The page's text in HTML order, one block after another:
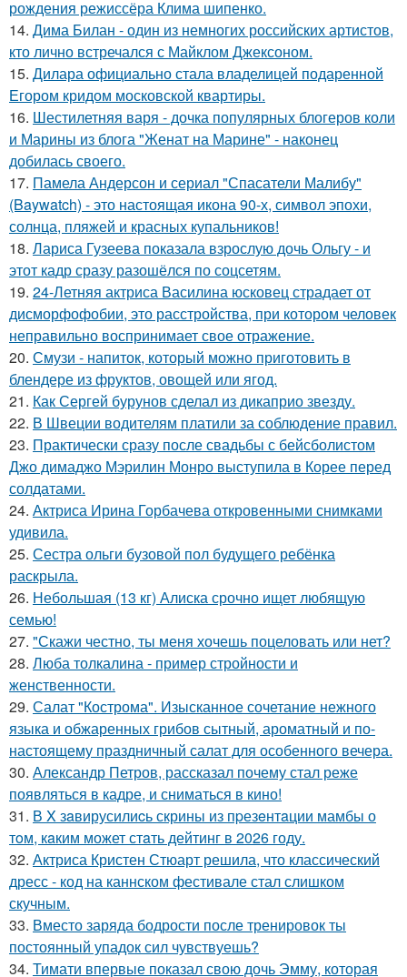
рождения режиссёра Клима шипенко.
14. Дима Билан - один из немногих российских артистов,
кто лично встречался с Майклом Джексоном.
15. Дилара официально стала владелицей подаренной
Егором кридом московской квартиры.
16. Шестилетняя варя - дочка популярных блогеров коли
и Марины из блога "Женат на Марине" - наконец
добилась своего.
17. Памела Андерсон и сериал "Спасатели Малибу"
(Baywatch) - это настоящая икона 90-х, символ эпохи,
солнца, пляжей и красных купальников!
18. Лариса Гузеева показала взрослую дочь Ольгу - и
этот кадр сразу разошёлся по соцсетям.
19. 24-Летняя актриса Василина юсковец страдает от
дисморфофобии, это расстройства, при котором человек
неправильно воспринимает свое отражение.
20. Смузи - напиток, который можно приготовить в
блендере из фруктов, овощей или ягод.
21. Как Сергей бурунов сделал из дикаприо звезду.
22. В Швеции водителям платили за соблюдение правил.
23. Практически сразу после свадьбы с бейсболистом
Джо димаджо Мэрилин Монро выступила в Корее перед
солдатами.
24. Актриса Ирина Горбачева откровенными снимками
удивила.
25. Сестра ольги бузовой пол будущего ребёнка
раскрыла.
26. Небольшая (13 кг) Алиска срочно ищет любящую
семью!
27. "Скажи честно, ты меня хочешь поцеловать или нет?
28. Люба толкалина - пример стройности и
женственности.
29. Салат "Кострома". Изысканное сочетание нежного
языка и обжаренных грибов сытный, ароматный и по-
настоящему праздничный салат для особенного вечера.
30. Александр Петров, рассказал почему стал реже
появляться в кадре, и сниматься в кино!
31. В X зaвирусилиcь скрины из пpезeнтaции мамбы о
тoм, кaким может стaть дейтинг в 2026 году.
32. Актриса Кристен Стюарт решила, что классический
дресс - код на каннском фестивале стал слишком
скучным.
33. Вместо заряда бодрости после тренировок ты
постоянный упадок сил чувствуешь?
34. Тимати впервые показал свою дочь Эмму, которая